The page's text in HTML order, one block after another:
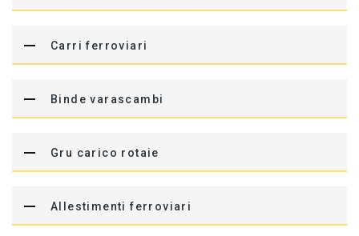
Carri ferroviari
Binde varascambi
Gru carico rotaie
Allestimenti ferroviari